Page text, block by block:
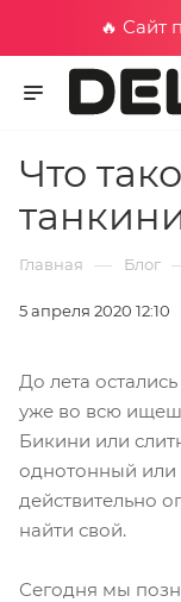
🔥 Сайт
Что
Главная — Блог
5 апреля 2020 12:10
До лета
уже во всю
Бикини или
однотонный или
действительно
найти свой.
Сегодня мы